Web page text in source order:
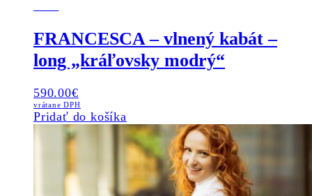
FRANCESCA – vlnený kabát –
long „kráľovsky modrý“
590.00€
vrátane DPH
Pridať do košíka